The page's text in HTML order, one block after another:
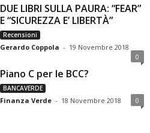
DUE LIBRI SULLA PAURA: “FEAR”
E “SICUREZZA E’ LIBERTÀ”
Recensioni
Gerardo Coppola - 19 Novembre 2018
0
Piano C per le BCC?
BANCAVERDE
Finanza Verde - 18 Novembre 2018 0